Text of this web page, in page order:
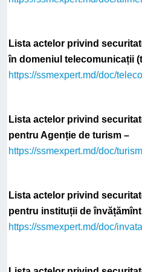
Lista actelor privind
în domeniul telecomunicații
https://ssmexpert.md/doc/
Lista actelor privind
pentru Agenție de turism –
https://ssmexpert.md/doc/turism
Lista actelor privind
pentru instituții de
https://ssmexpert.md/doc/